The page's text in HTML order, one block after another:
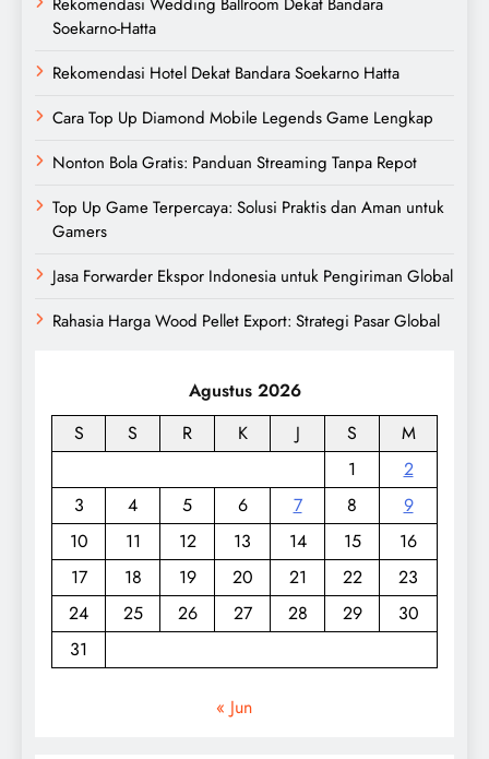
Soekarno-Hatta
Rekomendasi Hotel Dekat Bandara Soekarno Hatta
Cara Top Up Diamond Mobile Legends Game Lengkap
Nonton Bola Gratis: Panduan Streaming Tanpa Repot
Top Up Game Terpercaya: Solusi Praktis dan Aman untuk
Gamers
Jasa Forwarder Ekspor Indonesia untuk Pengiriman Global
Rahasia Harga Wood Pellet Export: Strategi Pasar Global
Agustus 2026
S
S R K J S
M
1
2
3
4 5 6 7 8
9
10
11 12 13 14 15
16
17
18 19 20 21 22
23
24
25 26 27 28 29
30
31
« Jun